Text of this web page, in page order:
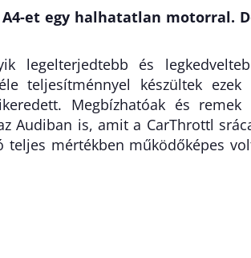
et egy halhatatlan motorral.
legelterjedtebb és
teljesítménnyel készültek ezek
Megbízhatóak és remek
Audiban is, amit a CarThrottl
teljes mértékben működőképes